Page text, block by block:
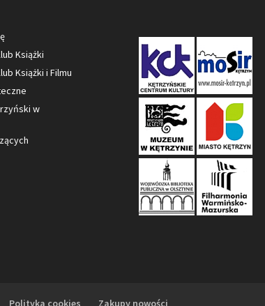
Książki
Książki i Filmu
w
Polityka cookies Zakupy nowości